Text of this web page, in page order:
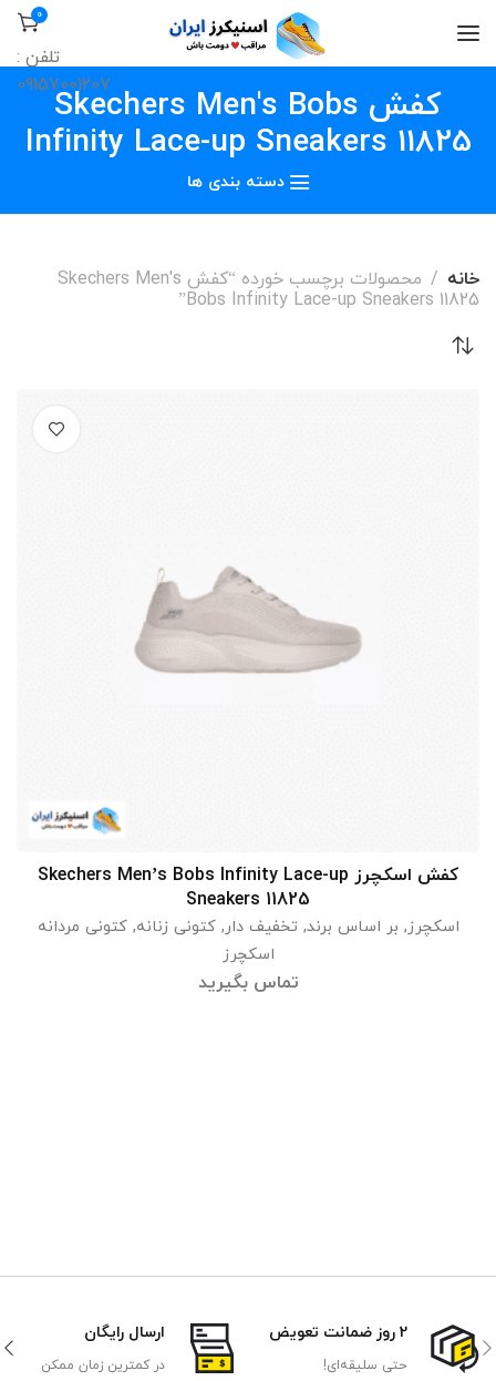
0
تلفن :
09157001207
کفش Skechers Men's Bobs
Infinity Lace-up Sneakers 11825
دسته بندی ها
خانه
محصولات برچسب خورده “کفش Skechers Men's
Bobs Infinity Lace-up Sneakers 11825”
اطلاعات بیشتر
کفش اسکچرز Skechers Men’s Bobs Infinity Lace-up
Sneakers 11825
اسکچرز, بر اساس برند,تخفیف دار,کتونی زنانه,کتونی مردانه
اسکچرز
تماس بگیرید
2 روز ضمانت تعویض
حتی سلیقه‌ای!
ارسال رایگان
در کمترین زمان ممکن